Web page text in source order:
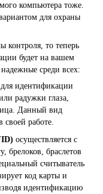
компьютера тоже.
для охраны
контроля, то теперь
будет на вашем
среди всех:
для идентификации
радужки глаза,
Данный вид
работе.
осуществляется с
брелоков, браслетов
считыватель
код карты и
идентификацию